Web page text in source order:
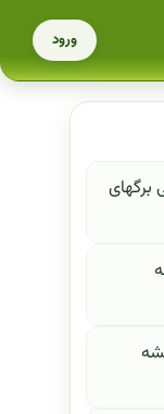
ورود
برگهای